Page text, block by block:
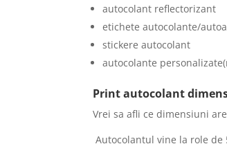
autocolant reflectorizant
etichete autocolante/
stickere autocolant
autocolante
Print autocolant
Vrei sa afli ce dimensiuni
Autocolantul vine la role